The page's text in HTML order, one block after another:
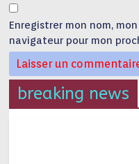
Enregistrer mon nom,
navigateur pour mon
breaking news